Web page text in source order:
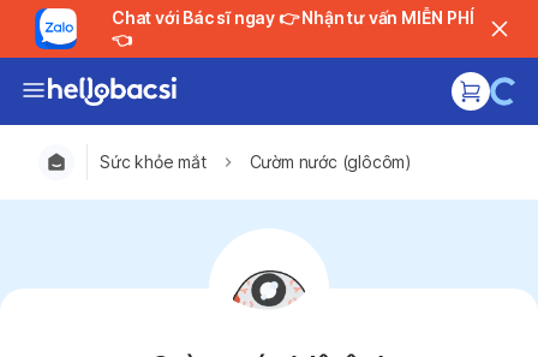
Chat với Bác sĩ ngay 👉 Nhận tư vấn MIỄN PHÍ
👈
Sức khỏe mắt Cườm nước (glôcôm)